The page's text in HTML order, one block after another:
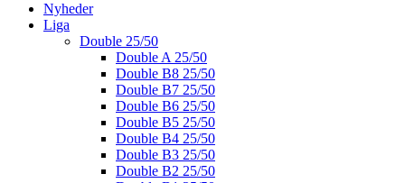
Nyheder
Liga
Double 25/50
Double A 25/50
Double B8 25/50
Double B7 25/50
Double B6 25/50
Double B5 25/50
Double B4 25/50
Double B3 25/50
Double B2 25/50